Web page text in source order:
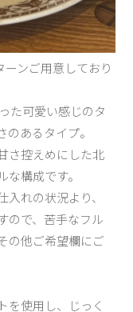
ンご用意しており
た可愛い感じのタ
あるタイプ。
さ控えめにした北
構成です。
れの状況より、
ので、苦手なフル
の他ご希望欄にご
を使用し、じっく